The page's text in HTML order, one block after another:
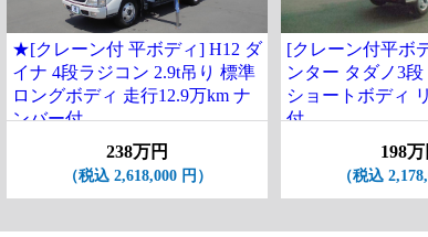
★[クレーン付 平ボディ] H12 ダ
イナ 4段ラジコン 2.9t吊り 標準
ロングボディ 走行12.9万km ナ
ンバー付
238万円
（税込 2,618,000 円）
[クレーン付平ボ
ンター タダノ3
ショートボディ
付
198万
（税込